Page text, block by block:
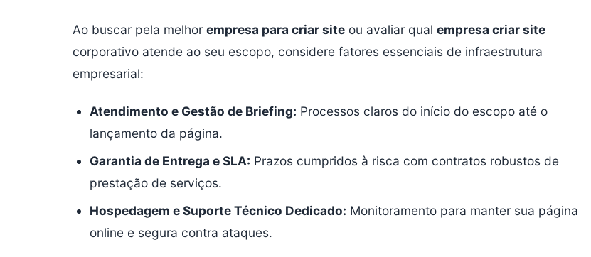
Ao buscar pela melhor empresa para criar site ou avaliar qual empresa criar site
corporativo atende ao seu escopo, considere fatores essenciais de infraestrutura
empresarial:
Atendimento e Gestão de Briefing: Processos claros do início do escopo até o
lançamento da página.
Garantia de Entrega e SLA: Prazos cumpridos à risca com contratos robustos de
prestação de serviços.
Hospedagem e Suporte Técnico Dedicado: Monitoramento para manter sua página
online e segura contra ataques.